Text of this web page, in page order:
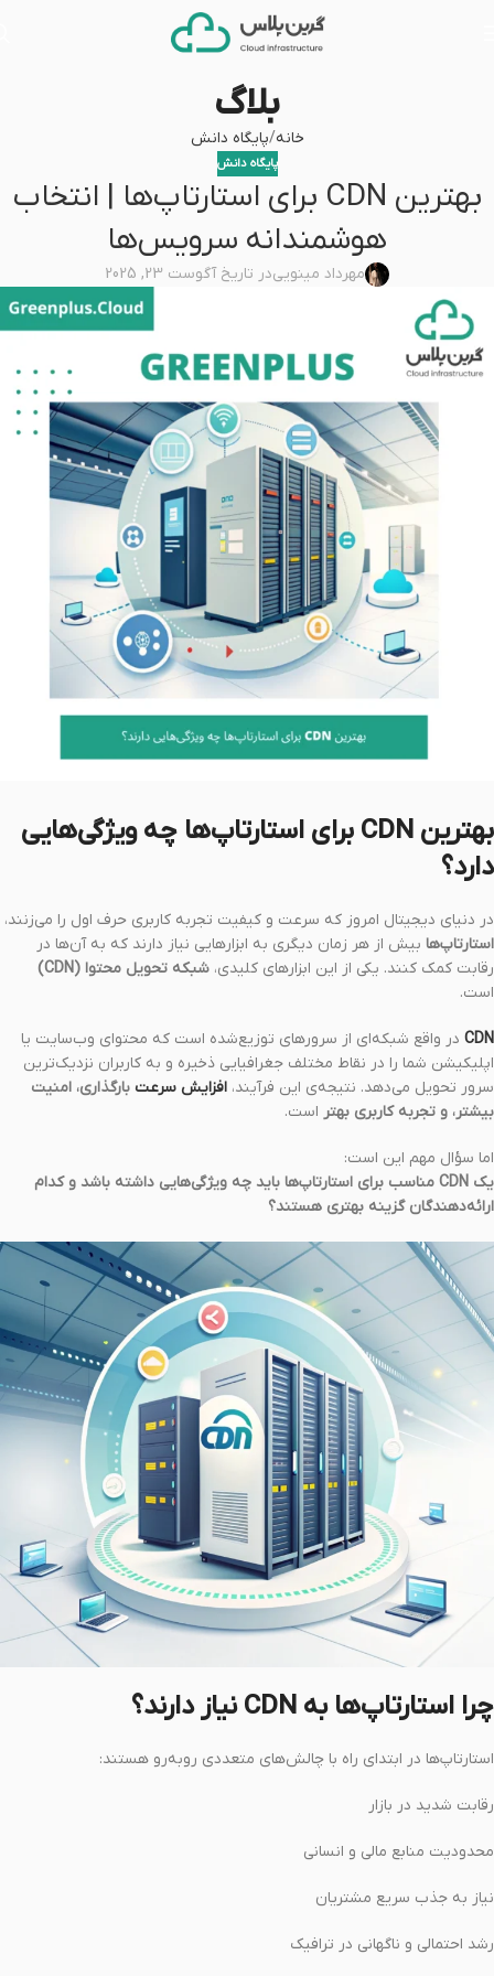
بلاگ
خانه پایگاه دانش
پایگاه دانش
بهترین CDN برای استارتاپ‌ها | انتخاب
هوشمندانه سرویس‌ها
مهرداد مینوییدر تاریخ آگوست 23, 2025
بهترین CDN برای استارتاپ‌ها چه ویژگی‌هایی
دارد؟
در دنیای دیجیتال امروز که سرعت و کیفیت تجربه کاربری حرف اول را می‌زنند،
استارتاپ‌ها بیش از هر زمان دیگری به ابزارهایی نیاز دارند که به آن‌ها در
رقابت کمک کنند. یکی از این ابزارهای کلیدی، شبکه تحویل محتوا (CDN)
است.
CDN در واقع شبکه‌ای از سرورهای توزیع‌شده است که محتوای وب‌سایت یا
اپلیکیشن شما را در نقاط مختلف جغرافیایی ذخیره و به کاربران نزدیک‌ترین
سرور تحویل می‌دهد. نتیجه‌ی این فرآیند، افزایش سرعت بارگذاری، امنیت
بیشتر، و تجربه کاربری بهتر است.
اما سؤال مهم این است:
یک CDN مناسب برای استارتاپ‌ها باید چه ویژگی‌هایی داشته باشد و کدام
ارائه‌دهندگان گزینه بهتری هستند؟
چرا استارتاپ‌ها به CDN نیاز دارند؟
استارتاپ‌ها در ابتدای راه با چالش‌های متعددی روبه‌رو هستند:
رقابت شدید در بازار
محدودیت منابع مالی و انسانی
نیاز به جذب سریع مشتریان
رشد احتمالی و ناگهانی در ترافیک